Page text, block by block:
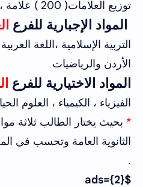
توزيع العلامات( 200 ) علامة ، لكل مادة .
المواد الإجبارية للفرع
التربية الإسلامية ،اللغة
الأردن والرياضيات
المواد الاختيارية للفرع
الفيزياء ، الكيمياء ، العلوم
* بحيث يختار الطالب ثلاثة
الثانوية العامة وتحسب في
.
$ads={2}